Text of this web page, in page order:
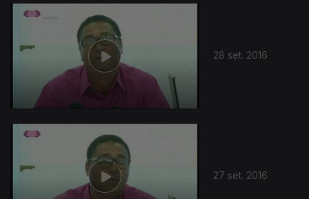
28 set. 2016
27 set. 2016